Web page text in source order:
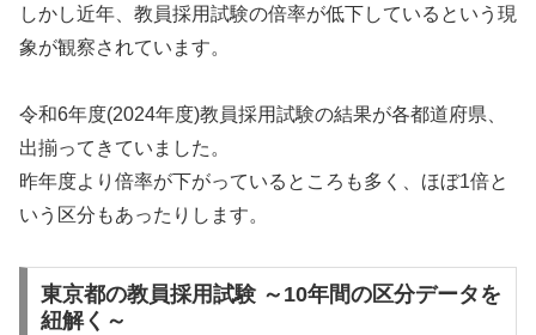
しかし近年、教員採用試験の倍率が低下しているという現
象が観察されています。
令和6年度(2024年度)教員採用試験の結果が各都道府県、
出揃ってきていました。
昨年度より倍率が下がっているところも多く、ほぼ1倍と
いう区分もあったりします。
東京都の教員採用試験 ～10年間の区分データを
紐解く～